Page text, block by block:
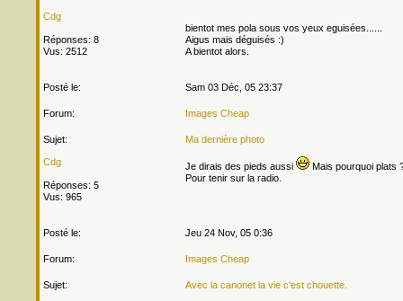
Cdg
Réponses: 8
Vus: 2512
bientot mes pola sous vos yeux eguisées......
Aigus mais déguisés :)
A bientot alors.
Posté le: Sam 03 Déc, 05 23:37
Forum: Images Cheap
Sujet: Ma dernière photo
Cdg
Réponses: 5
Vus: 965
Je dirais des pieds aussi
Mais pourquoi plats
Pour tenir sur la radio.
Posté le: Jeu 24 Nov, 05 0:36
Forum: Images Cheap
Sujet: Avec la canonet la vie c'est chouette.